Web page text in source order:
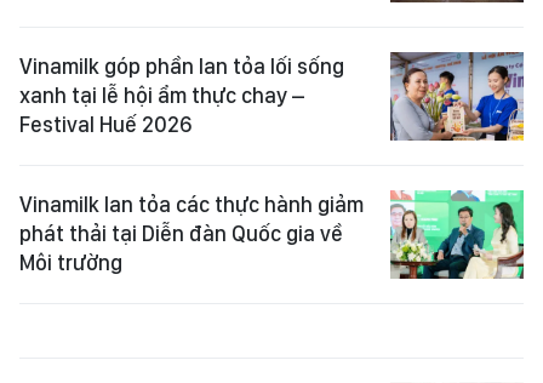
Vinamilk góp phần lan tỏa lối sống
xanh tại lễ hội ẩm thực chay –
Festival Huế 2026
Vinamilk lan tỏa các thực hành giảm
phát thải tại Diễn đàn Quốc gia về
Môi trường